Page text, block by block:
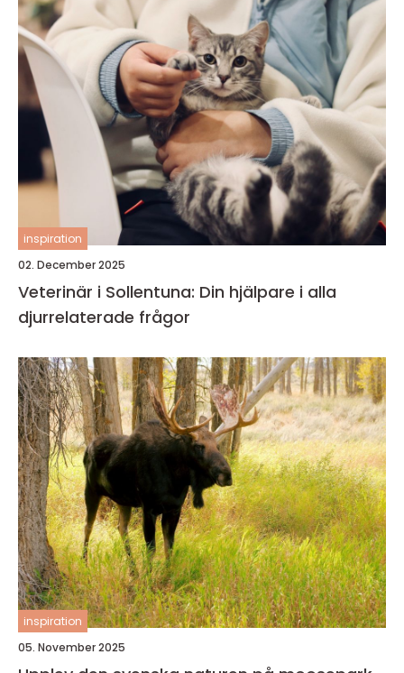
inspiration
02. December 2025
Veterinär i Sollentuna: Din hjälpare i alla
djurrelaterade frågor
inspiration
05. November 2025